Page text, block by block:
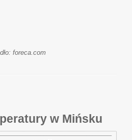
foreca.com
w Mińsku